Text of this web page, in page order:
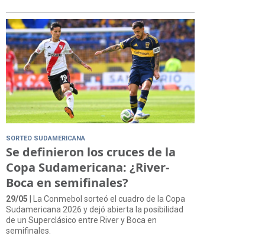
SORTEO SUDAMERICANA
Se definieron los cruces de la
Copa Sudamericana: ¿River-
Boca en semifinales?
29/05 | La Conmebol sorteó el cuadro de la Copa
Sudamericana 2026 y dejó abierta la posibilidad
de un Superclásico entre River y Boca en
semifinales.